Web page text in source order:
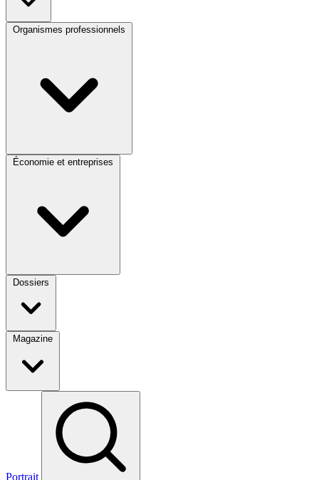
Organismes professionnels
Économie et entreprises
Dossiers
Magazine
Portrait